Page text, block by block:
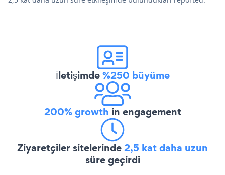
İletişimde%250 büyüme
200% growth in engagement
Ziyaretçiler sitelerinde2,5 kat daha uzun
süre geçirdi